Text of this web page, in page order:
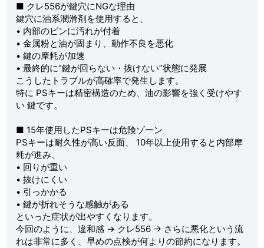
■ クレ556が鍵穴にNGな理由
鍵穴に油系潤滑剤を使用すると、
• 内部のピンに汚れが付着
• 金属粉と油が固まり、動作不良を悪化
• 鍵の摩耗が加速
• 最終的に“鍵が回らない・抜けない”状態に発展
こうしたトラブルが高確率で発生します。
特に PSキーは精密構造のため、油の影響を強く受けやす
い 鍵です。
■ 15年使用したPSキーは危険ゾーン
PSキーは耐久性が高い反面、 10年以上使用すると内部摩
耗が進み、
• 回りが重い
• 抜けにくい
• 引っかかる
• 鍵が折れそうな感触がある
といった症状が出やすくなります。
今回のように、違和感 → クレ556 → さらに悪化という流
れは非常に多く、早めの点検が何よりの節約になります。